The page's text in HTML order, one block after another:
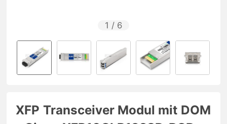
1 / 6
XFP Transceiver Modul mit DOM